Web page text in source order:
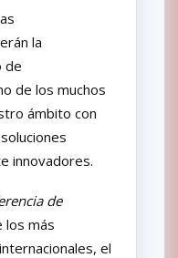
la
de
de los muchos
ámbito con
innovadores.
de
los más
el